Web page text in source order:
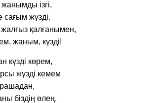
ізгі,
сағым жүзді.
қалғанымен,
жаным, күзді!
күзді көрем,
жүзді кемем
біздің өлең.